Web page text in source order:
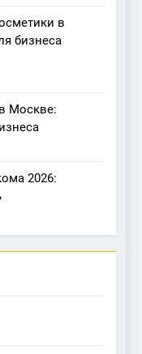
в
бизнеса
Москве:
2026: